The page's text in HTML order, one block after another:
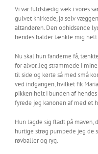
Vi var fuldstædig væk i vores
gulvet knirkede, ja selv
altandøren. Den ophidsende
hendes balder tænkte mig helt
Nu skal hun fandeme få,
for alvor. Jeg strammede i
til side og kørte så med små
ved indgangen, hvilket fik
pikken helt i bunden af
fyrede jeg kanonen af med et
Hun lagde sig fladt på maven,
hurtige strøg pumpede jeg de
røvballer og ryg.